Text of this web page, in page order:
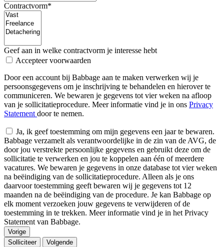
Contractvorm*
Geef aan in welke contractvorm je interesse hebt
Accepteer voorwaarden
Door een account bij Babbage aan te maken verwerken wij je
persoonsgegevens om je inschrijving te behandelen en hierover te
communiceren. We bewaren je gegevens tot vier weken na afloop
van je sollicitatieprocedure. Meer informatie vind je in ons Privacy
Statement door te nemen.
Ja, ik geef toestemming om mijn gegevens een jaar te bewaren.
Babbage verzamelt als verantwoordelijke in de zin van de AVG, de
door jou verstrekte persoonlijke gegevens en gebruikt deze om de
sollicitatie te verwerken en jou te koppelen aan één of meerdere
vacatures. We bewaren je gegevens in onze database tot vier weken
na beëindiging van de sollicitatieprocedure. Alleen als je ons
daarvoor toestemming geeft bewaren wij je gegevens tot 12
maanden na de beëindiging van de procedure. Je kan Babbage op
elk moment verzoeken jouw gegevens te verwijderen of de
toestemming in te trekken. Meer informatie vind je in het Privacy
Statement van Babbage.
Vorige
Solliciteer
Volgende